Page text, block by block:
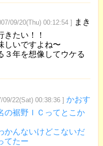
09/20(Thu) 00:12:54 ] まき
たい！！
しいですよね〜
３年を想像してウケる
09/22(Sat) 00:38:36 ] かおす
の裾野ＩＣってとこか
かんないけどこないだ
てたー